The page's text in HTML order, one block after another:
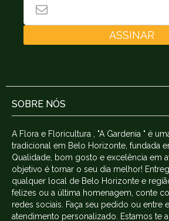
ASSINAR
SOBRE NÓS
A Flora e Floricultura , "A Gardenia " é
tradicional em Belo Horizonte, fundada
Qualidade, bom gosto e excelência em
objetivo é tornar o seu dia melhor!
qualquer local de Belo Horizonte e
felizes ou a última homenagem, conte
redes sociais. Faça seu pedido ou entre
atendimento personalizado. Estamos te